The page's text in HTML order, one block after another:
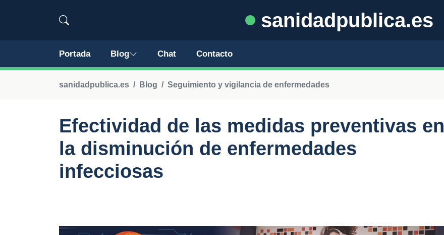
sanidadpublica.es
Portada Blog Chat Contacto
sanidadpublica.es Blog Seguimiento y vigilancia de enfermedades
Efectividad de las medidas preventivas en
la disminución de enfermedades
infecciosas